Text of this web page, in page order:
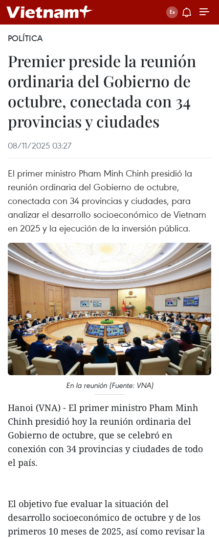
POLÍTICA
Premier preside la reunión
ordinaria del Gobierno de
octubre, conectada con 34
provincias y ciudades
08/11/2025 03:27
El primer ministro Pham Minh Chinh presidió la
reunión ordinaria del Gobierno de octubre,
conectada con 34 provincias y ciudades, para
analizar el desarrollo socioeconómico de Vietnam
en 2025 y la ejecución de la inversión pública.
En la reunión (Fuente: VNA)
Hanoi (VNA) - El primer ministro Pham Minh
Chinh presidió hoy la reunión ordinaria del
Gobierno de octubre, que se celebró en
conexión con 34 provincias y ciudades de todo
el país.
El objetivo fue evaluar la situación del
desarrollo socioeconómico de octubre y de los
primeros 10 meses de 2025, así como revisar la